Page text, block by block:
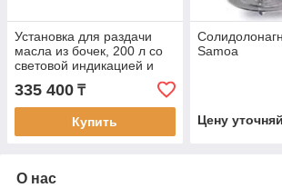
Установка для раздачи
масла из бочек, 200 л со
световой индикацией и
335 400 ₸
Купить
Samoa
Цену
О нас